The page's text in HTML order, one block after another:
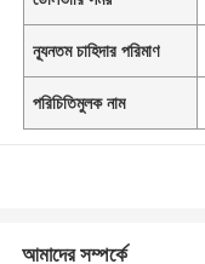
ন্যূনতম চাহিদার পরিমাণ
পরিচিতিমুলক নাম
আমাদের সম্পর্কে